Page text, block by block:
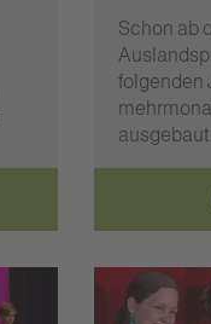
Schon ab
folgenden
ausgebaut